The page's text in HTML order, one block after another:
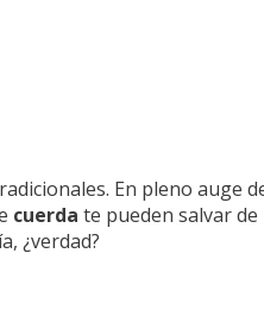
En pleno auge
cuerda te pueden salvar de
¿verdad?